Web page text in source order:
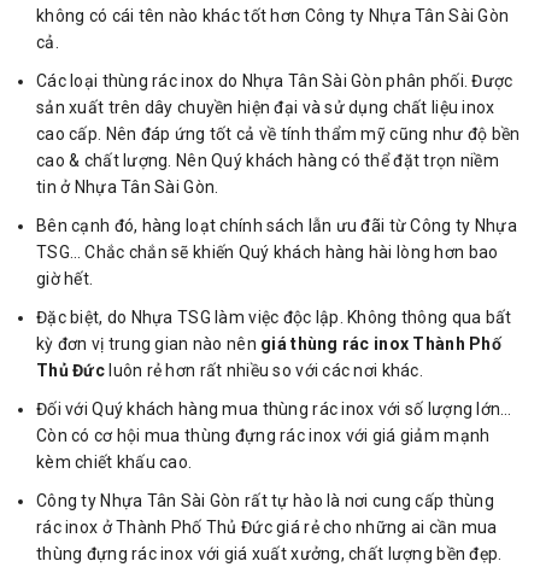
không có cái tên nào khác tốt hơn Công ty Nhựa Tân Sài Gòn
cả.
Các loại thùng rác inox do Nhựa Tân Sài Gòn phân phối. Được
sản xuất trên dây chuyền hiện đại và sử dụng chất liệu inox
cao cấp. Nên đáp ứng tốt cả về tính thẩm mỹ cũng như độ bền
cao & chất lượng. Nên Quý khách hàng có thể đặt trọn niềm
tin ở Nhựa Tân Sài Gòn.
Bên cạnh đó, hàng loạt chính sách lẫn ưu đãi từ Công ty Nhựa
TSG… Chắc chắn sẽ khiến Quý khách hàng hài lòng hơn bao
giờ hết.
Đặc biệt, do Nhựa TSG làm việc độc lập. Không thông qua bất
kỳ đơn vị trung gian nào nên giá thùng rác inox Thành Phố
Thủ Đứcluôn rẻ hơn rất nhiều so với các nơi khác.
Đối với Quý khách hàng mua thùng rác inox với số lượng lớn…
Còn có cơ hội mua thùng đựng rác inox với giá giảm mạnh
kèm chiết khấu cao.
Công ty Nhựa Tân Sài Gòn rất tự hào là nơi cung cấp thùng
rác inox ở Thành Phố Thủ Đức giá rẻ cho những ai cần mua
thùng đựng rác inox với giá xuất xưởng, chất lượng bền đẹp.